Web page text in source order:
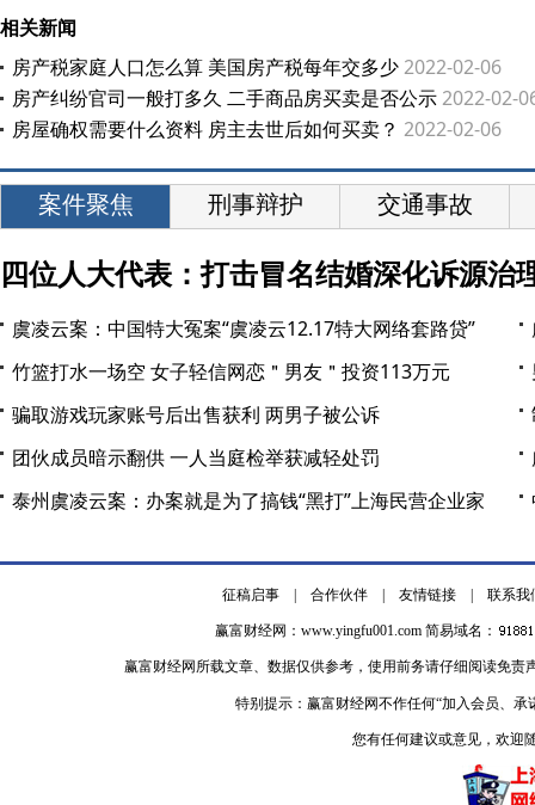
相关新闻
房产税家庭人口怎么算 美国房产税每年交多少2022-02-06
房产纠纷官司一般打多久 二手商品房买卖是否公示2022-02-
房屋确权需要什么资料 房主去世后如何买卖？ 2022-02-06
案件聚焦 刑事辩护 交通事故
四位人大代表：打击冒名结婚深化诉源治
虞凌云案：中国特大冤案“虞凌云12.17特大网络套路贷”
竹篮打水一场空 女子轻信网恋＂男友＂投资113万元
骗取游戏玩家账号后出售获利 两男子被公诉
团伙成员暗示翻供 一人当庭检举获减轻处罚
泰州虞凌云案：办案就是为了搞钱“黑打”上海民营企业家
征稿启事 合作伙伴 友情链接 联系我
赢富财经网： www.yingfu001.com 简易域名：
赢富财经网所载文章、数据仅供参考，使用前务请仔细阅读免责
特别提示：赢富财经网不作任何“加入会员、
您有任何建议或意见，欢迎